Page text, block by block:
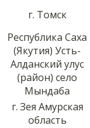
г. Томск
Республика Саха
(Якутия) Усть-
Алданский улус
(район) село
Мындаба
г. Зея Амурская
область